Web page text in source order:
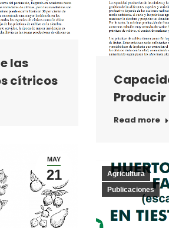
las
cítricos
Read more
MAY
21
Agricultura
Publicaciones